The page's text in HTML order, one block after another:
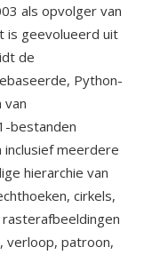
als opvolger van
is geevolueerd uit
de
Python-
van
bestanden
meerdere
hierarchie van
cirkels,
verloop, patroon,